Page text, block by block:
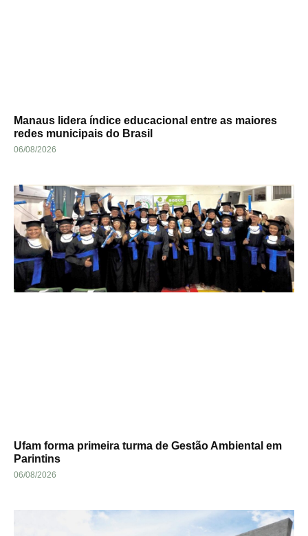
Manaus lidera índice educacional entre as maiores
redes municipais do Brasil
06/08/2026
Ufam forma primeira turma de Gestão Ambiental em
Parintins
06/08/2026